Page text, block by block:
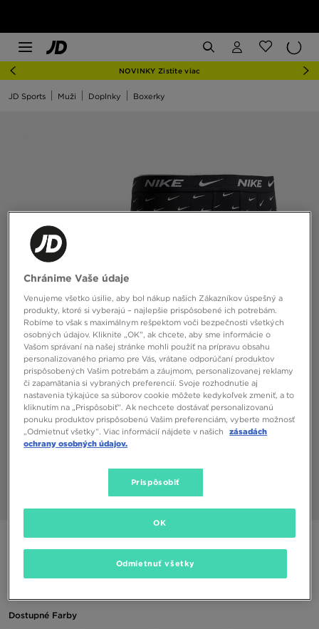
NOVINKY Zistite viac
JD Sports Muži Doplnky Boxerky
NIKE 3 PACK BOXERS
22,00 €
Dostupné Farby
Chránime Vaše údaje
Venujeme všetko úsilie, aby bol nákup našich Zákazníkov úspešný a
produkty, ktoré si vyberajú – najlepšie prispôsobené ich potrebám.
Robíme to však s maximálnym rešpektom voči bezpečnosti všetkých
osobných údajov. Kliknite „OK”, ak chcete, aby sme informácie o
Vašom správaní na našej stránke mohli použiť na prípravu obsahu
personalizovaného priamo pre Vás, vrátane odporúčaní produktov
prispôsobených Vašim potrebám a záujmom, personalizovanej reklamy
či zapamätania si vybraných preferencií. Svoje rozhodnutie aj
nastavenia týkajúce sa súborov cookie môžete kedykoľvek zmeniť, a to
kliknutím na „Prispôsobiť”. Ak nechcete dostávať personalizovanú
ponuku produktov prispôsobenú Vašim preferenciám, vyberte možnosť
„Odmietnuť všetky”. Viac informácií nájdete v našich
zásadách
ochrany osobných údajov.
Prispôsobiť
Odmietnuť všetky
OK